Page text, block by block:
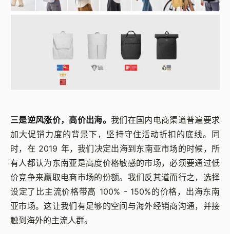
三是逆风涨价，高价出海。 我们在国内电商渠道普遍要求
加大促销力度的背景下，坚持守住活动折扣的底线。同
时，在 2019 年，我们决定出海到东南亚市场的时候，所
有人都认为东南亚是高度价格敏感的市场，必须要通过低
价竞争来赢取电商市场的份额。我们反其道而行之，选择
设定了比主流价格带高 100% - 150%的价格，出海东南
亚市场。这让我们有足够的空间与海外经销商沟通，并接
触到海外的主流人群。